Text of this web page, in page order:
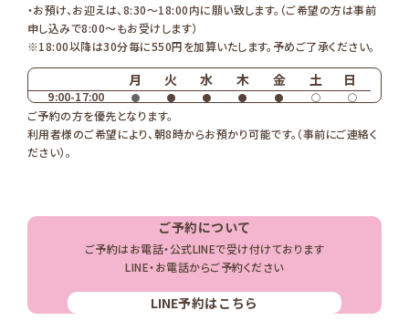
・お預け、お迎えは、8:30〜18:00内に願い致します。（ご希望の方は事前
申し込みで8:00〜もお受けします）
※18:00以降は30分毎に550円を加算いたします。予めご了承ください。
月 火 水 木 金 土 日
9:00-17:00 ● ● ● ● ● ◯ ◯
ご予約の方を優先となります。
利用者様のご希望により、朝8時からお預かり可能です。（事前にご連絡く
ださい）。
ご予約について
ご予約はお電話・公式LINEで受け付けております
LINE・お電話からご予約ください
LINE予約はこちら